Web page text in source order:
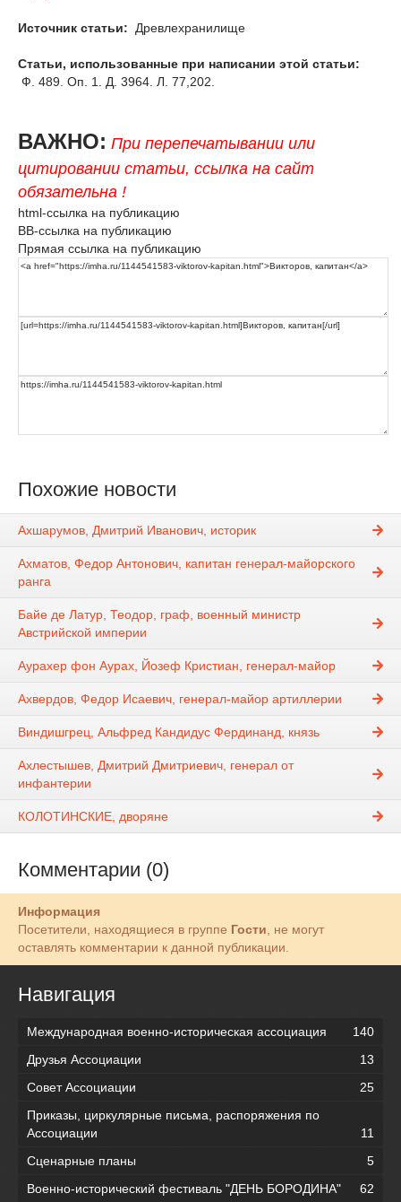
Источник статьи: Древлехранилище
Статьи, использованные при написании этой статьи:
Ф. 489. Оп. 1. Д. 3964. Л. 77,202.
ВАЖНО: При перепечатывании или
цитировании статьи, ссылка на сайт
обязательна !
html-ссылка на публикацию
BB-ссылка на публикацию
Прямая ссылка на публикацию
Похожие новости
Ахшарумов, Дмитрий Иванович, историк
Ахматов, Федор Антонович, капитан генерал-майорского
ранга
Байе де Латур, Теодор, граф, военный министр
Австрийской империи
Аурахер фон Аурах, Йозеф Кристиан, генерал-майор
Ахвердов, Федор Исаевич, генерал-майор артиллерии
Виндишгрец, Альфред Кандидус Фердинанд, князь
Ахлестышев, Дмитрий Дмитриевич, генерал от
инфантерии
КОЛОТИНСКИЕ, дворяне
Комментарии (0)
Информация
Посетители, находящиеся в группе Гости , не могут
оставлять комментарии к данной публикации.
Навигация
Международная военно-историческая ассоциация
140
Друзья Ассоциации
13
Совет Ассоциации
25
Приказы, циркулярные письма, распоряжения по
Ассоциации
11
Сценарные планы
5
Военно-исторический фестиваль "ДЕНЬ БОРОДИНА"
62